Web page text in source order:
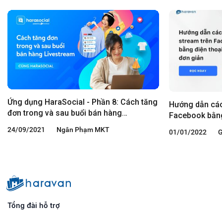
Ứng dụng HaraSocial - Phần 8: Cách tăng
đơn trong và sau buổi bán hàng
24/09/2021 Ngân Phạm MKT
Hướng dẫn
Facebook
01/01/2022
Tổng đài hỗ trợ